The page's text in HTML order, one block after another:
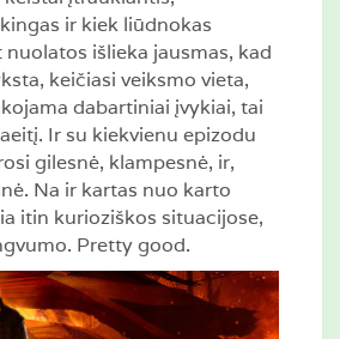
ir kiek liūdnokas
nuolatos išlieka jausmas, kad
keičiasi veiksmo vieta,
dabartiniai įvykiai, tai
Ir su kiekvienu epizodu
gilesnė, klampesnė, ir,
Na ir kartas nuo karto
itin kurioziškos situacijose,
Pretty good.